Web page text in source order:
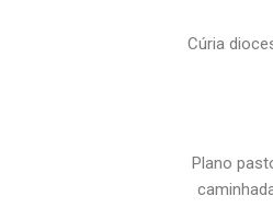
Cúria
Plano